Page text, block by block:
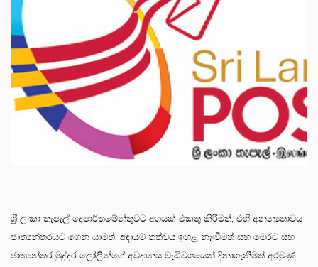
ශ්‍රී ලංකා තැපැල් දෙපාර්තමේන්තුවට අගයක් එකතු කිරීමත්, එහි අනන්‍යතාවය
ජාත්‍යන්තරයට ගෙන යාමත්, අදායම් තත්වය ඉහළ නැංවීමත් සහ මෙරට සහ
ජාත්‍යන්තර මුද්දර ලෝලීන්ගේ අවදානය වැඩිවශයෙන් දිනාගැනීමත් අරමුණු